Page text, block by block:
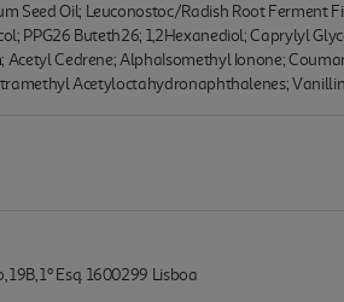
Seed Oil; Leuconostoc/Radish Root Ferment
PPG26 Buteth26; 1,2Hexanediol; Caprylyl
Acetyl Cedrene; AlphaIsomethyl Ionone;
Acetyloctahydronaphthalenes;
1º Esq. 1600299 Lisboa